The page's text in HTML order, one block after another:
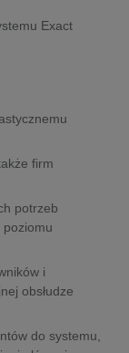
Exact
firm
potrzeb
i
obsłudze
do systemu,